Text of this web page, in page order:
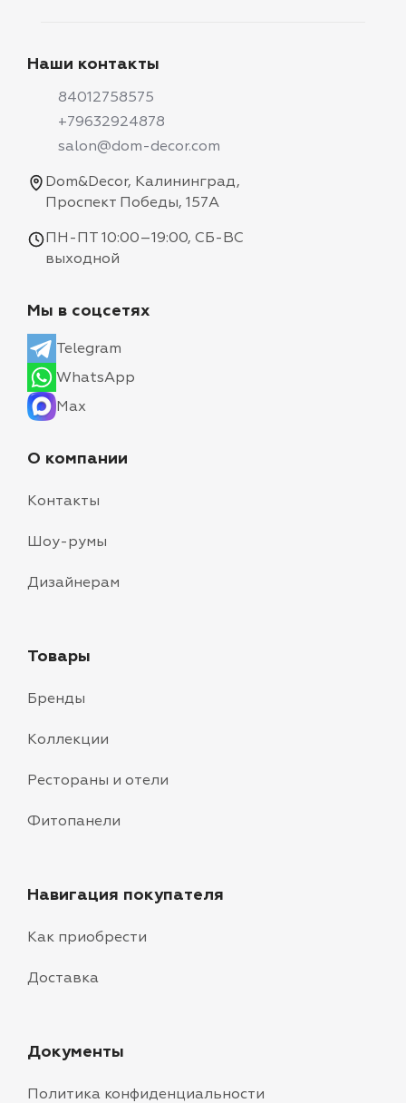
Наши контакты
84012758575
+79632924878
salon@dom-decor.com
Dom&Decor, Калининград,
Проспект Победы, 157А
ПН-ПТ 10:00–19:00, СБ-ВС
выходной
Мы в соцсетях
Telegram
WhatsApp
Max
О компании
Контакты
Шоу-румы
Дизайнерам
Товары
Бренды
Коллекции
Рестораны и отели
Фитопанели
Навигация покупателя
Как приобрести
Доставка
Документы
Политика конфиденциальности